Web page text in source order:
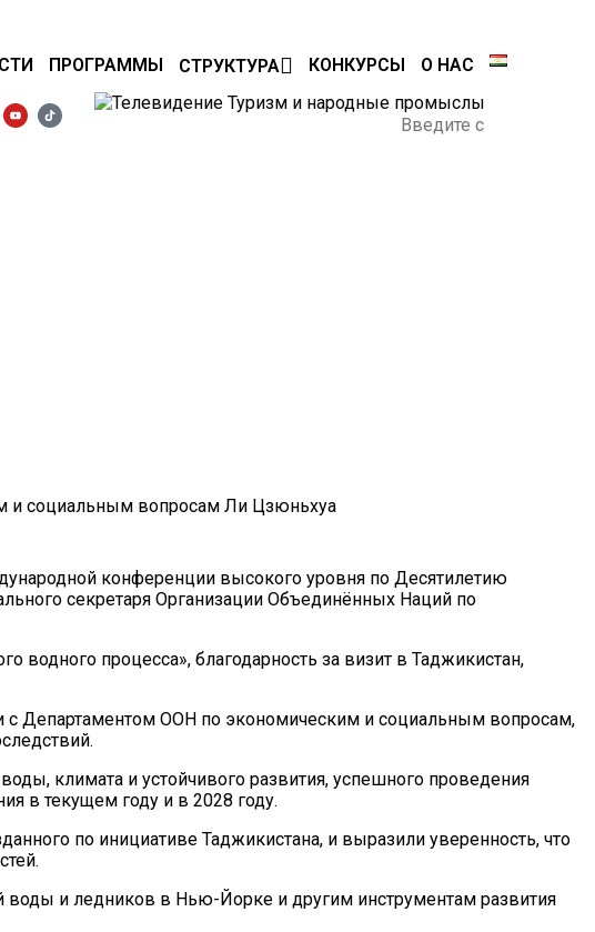
ПРОГРАММЫ СТРУКТУРА КОНКУРСЫ О НАС
и социальным вопросам Ли Цзюньхуа
конференции высокого уровня по Десятилетию
секретаря Организации Объединённых Наций по
процесса», благодарность за визит в Таджикистан,
с Департаментом ООН по экономическим и социальным вопросам,
климата и устойчивого развития, успешного проведения
в текущем году и в 2028 году.
по инициативе Таджикистана, и выразили уверенность, что
воды и ледников в Нью-Йорке и другим инструментам развития